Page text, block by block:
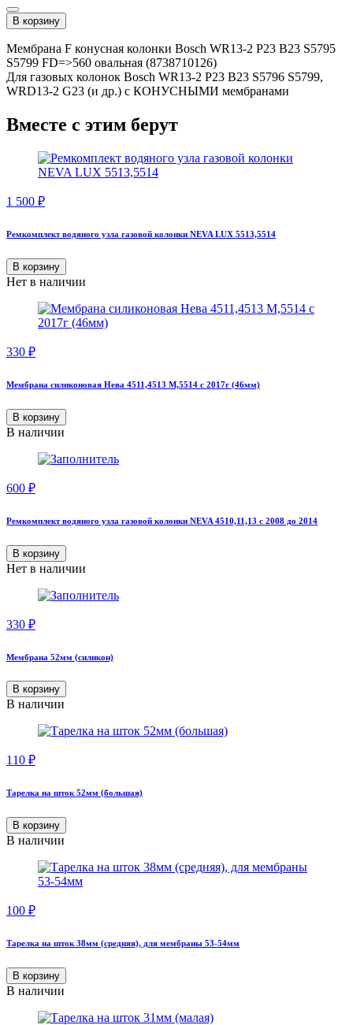
В корзину
Мембрана F конусная колонки Bosch WR13-2 P23 B23 S5795
S5799 FD=>560 овальная (8738710126)
Для газовых колонок Bosch WR13-2 P23 B23 S5796 S5799,
WRD13-2 G23 (и др.) с КОНУСНЫМИ мембранами
Вместе с этим берут
1 500 ₽
Ремкомплект водяного узла газовой колонки NEVA LUX 5513,5514
В корзину
Нет в наличии
330 ₽
Мембрана силиконовая Нева 4511,4513 М,5514 с 2017г (46мм)
В корзину
В наличии
600 ₽
Ремкомплект водяного узла газовой колонки NEVA 4510,11,13 с 2008 до 2014
В корзину
Нет в наличии
330 ₽
Мембрана 52мм (силикон)
В корзину
В наличии
110 ₽
Тарелка на шток 52мм (большая)
В корзину
В наличии
100 ₽
Тарелка на шток 38мм (средняя), для мембраны 53-54мм
В корзину
В наличии